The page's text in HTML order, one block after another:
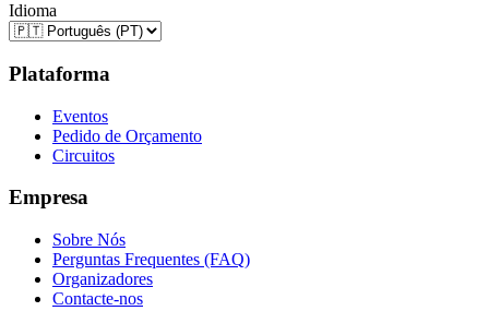
Idioma
Plataforma
Eventos
Pedido de Orçamento
Circuitos
Empresa
Sobre Nós
Perguntas Frequentes (FAQ)
Organizadores
Contacte-nos